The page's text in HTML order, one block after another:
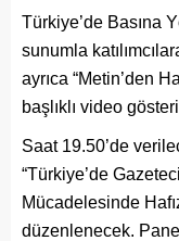
Türkiye’de Basına
sunumla
ayrıca “Metin’den
başlıklı video
Saat 19.50’de
“Türkiye’de
Mücadelesinde
düzenlenecek.